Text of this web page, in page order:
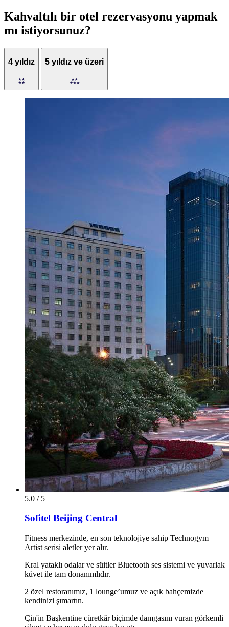
Kahvaltılı bir otel rezervasyonu yapmak
mı istiyorsunuz?
4 yıldız 5 yıldız ve üzeri
5.0 / 5
Sofitel Beijing Central
Fitness merkezinde, en son teknolojiye sahip Technogym
Artist serisi aletler yer alır.
Kral yataklı odalar ve süitler Bluetooth ses sistemi ve yuvarlak
küvet ile tam donanımlıdır.
2 özel restoranımız, 1 lounge’umuz ve açık bahçemizde
kendinizi şımartın.
Çin'in Başkentine cüretkâr biçimde damgasını vuran görkemli